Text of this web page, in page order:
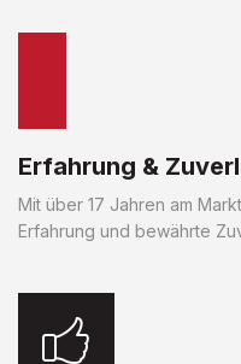
Erfahrung &
Mit über 17 Jahren am
Erfahrung und bewährte